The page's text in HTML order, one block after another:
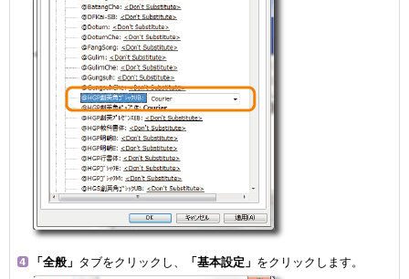
「全般」 タブをクリックし、 「基本設定」 をクリックします。